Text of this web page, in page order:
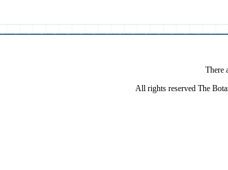
There
All rights reserved The